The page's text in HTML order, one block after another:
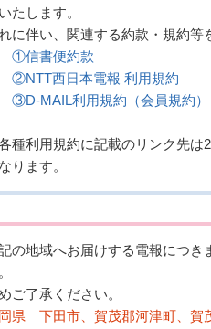
たします。
に伴い、関連する約款・規約等
①信書便約款
②NTT西日本電報 利用規約
③D-MAIL利用規約（会員規約）
種利用規約に記載のリンク先は
ります。
の地域へお届けする電報につき
ご了承ください。
県 下田市、賀茂郡河津町、賀